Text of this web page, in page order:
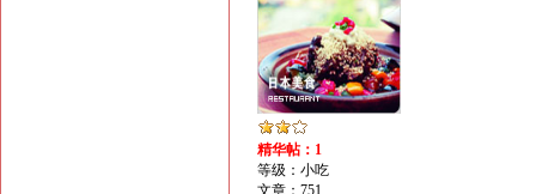
精华帖：1
等级：小吃
文章：751